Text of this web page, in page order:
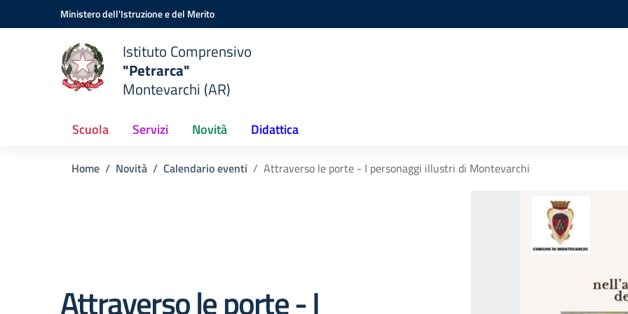
Vai ai contenuti
Vai al menu di navigazioneMinistero dell'Istruzione e del Merito
Istituto Comprensivo
"Petrarca"
Montevarchi (AR)
Scuola Servizi Novità Didattica
Home Novità Calendario eventi Attraverso le porte - I personaggi illustri di Montevarchi
Attraverso le porte - I